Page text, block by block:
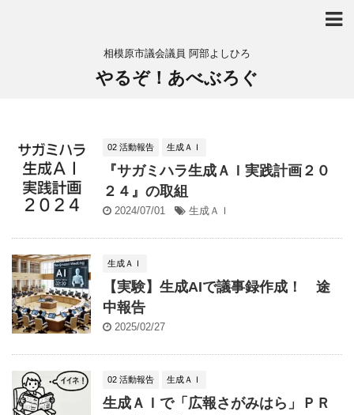
相模原市議会議員 阿部よしひろ
やるぞ！あべぶろぐ
02 活動報告 生成ＡＩ
『サガミハラ生成ＡＩ実践計画２０
２４』の取組
2024/07/01 生成ＡＩ
生成ＡＩ
【実験】生成AIで議事録作成！ 途
中報告
2025/02/27
02 活動報告 生成ＡＩ
生成ＡＩで「広報さがみはら」ＰＲ